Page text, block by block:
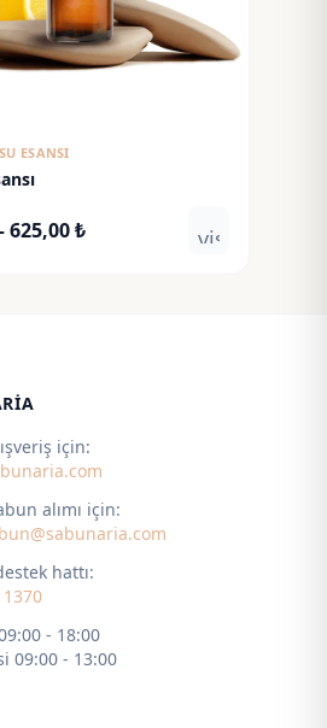
ESANSI
625,00₺Fiyat
visibility
için:
alımı için:
hattı:
- 18:00
09:00 - 13:00